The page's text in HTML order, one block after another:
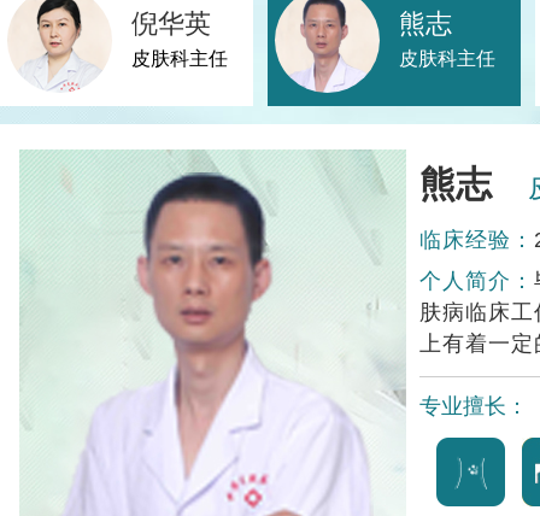
倪华英
皮肤科主任
熊志
皮肤科主任
黄香兰
临床经验：
个人简介：
从业以来
到了患者
专业擅长：